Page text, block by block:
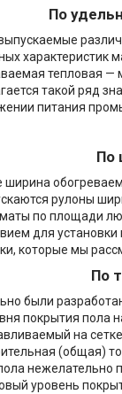
По
характеристик
тепловая
такой ряд
питания
По
ширина
рулоны
по площади
для
которые мы
По
были
покрытия пола
на
(общая)
уровень